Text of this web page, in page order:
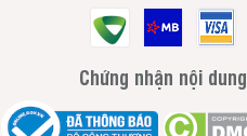
Chứng nhận nội dung